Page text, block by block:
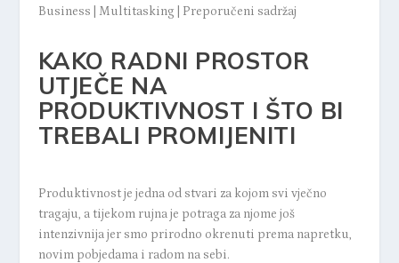
Business Multitasking Preporučeni sadržaj
KAKO RADNI PROSTOR
UTJEČE NA
PRODUKTIVNOST I ŠTO BI
TREBALI PROMIJENITI
Produktivnost je jedna od stvari za kojom svi vječno
tragaju, a tijekom rujna je potraga za njome još
intenzivnija jer smo prirodno okrenuti prema napretku,
novim pobjedama i radom na sebi.